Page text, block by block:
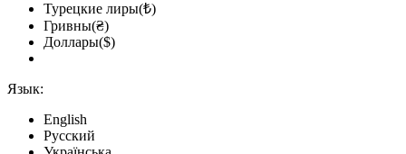
Турецкие лиры(₺)
Гривны(₴)
Доллары($)
Язык:
English
Русский